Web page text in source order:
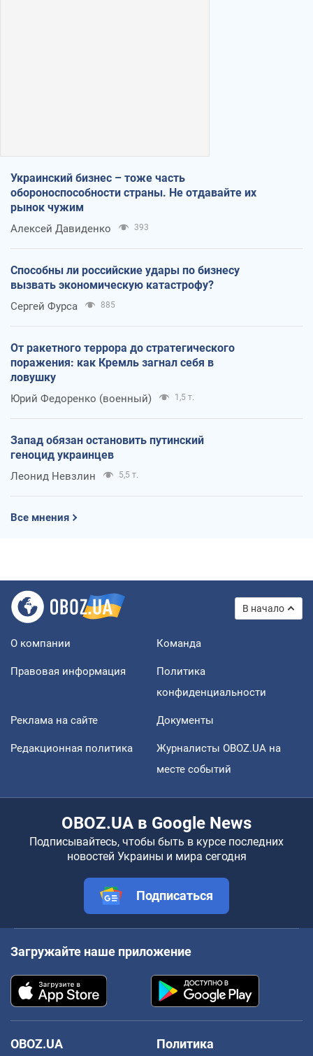
Украинский бизнес – тоже часть
обороноспособности страны. Не отдавайте их
рынок чужим
Алексей Давиденко 393
Способны ли российские удары по бизнесу
вызвать экономическую катастрофу?
Сергей Фурса 885
От ракетного террора до стратегического
поражения: как Кремль загнал себя в
ловушку
Юрий Федоренко (военный) 1,5 т.
Запад обязан остановить путинский
геноцид украинцев
Леонид Невзлин 5,5 т.
Все мнения
В начало
О компании Команда
Правовая информация
Политика
конфиденциальности
Реклама на сайте Документы
Редакционная политика
Журналисты OBOZ.UA на
месте событий
OBOZ.UA в Google News
Подписывайтесь, чтобы быть в курсе последних
новостей Украины и мира сегодня
Подписаться
Загружайте наше приложение
OBOZ.UA
Политика